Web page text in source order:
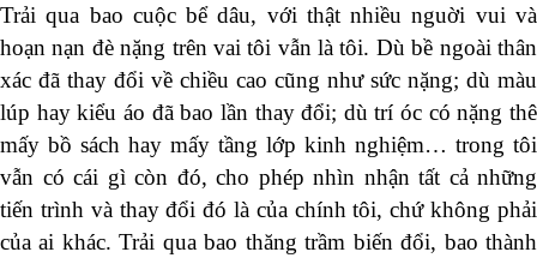
Trải qua bao cuộc bể dâu, với thật nhiều nguời vui và
hoạn nạn đè nặng trên vai tôi vẫn là tôi. Dù bề ngoài thân
xác đã thay đổi về chiều cao cũng như sức nặng; dù màu
lúp hay kiểu áo đã bao lần thay đổi; dù trí óc có nặng thê
mấy bồ sách hay mấy tầng lớp kinh nghiệm… trong tôi
vẫn có cái gì còn đó, cho phép nhìn nhận tất cả những
tiến trình và thay đổi đó là của chính tôi, chứ không phải
của ai khác. Trải qua bao thăng trầm biến đổi, bao thành